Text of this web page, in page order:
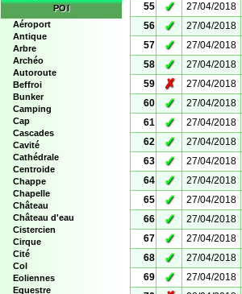
POI
Aéroport
Antique
Arbre
Archéo
Autoroute
Beffroi
Bunker
Camping
Cap
Cascades
Cavité
Cathédrale
Centroide
Chappe
Chapelle
Château
Château d'eau
Cistercien
Cirque
Cité
Col
Eoliennes
Equestre
55
✓ 27/04/2018
56
✓ 27/04/2018
57
✓ 27/04/2018
58
✓ 27/04/2018
59
✗ 27/04/2018
60
✓ 27/04/2018
61
✓ 27/04/2018
62
✓ 27/04/2018
63
✓ 27/04/2018
64
✓ 27/04/2018
65
✓ 27/04/2018
66
✓ 27/04/2018
67
✓ 27/04/2018
68
✓ 27/04/2018
69
✓ 27/04/2018